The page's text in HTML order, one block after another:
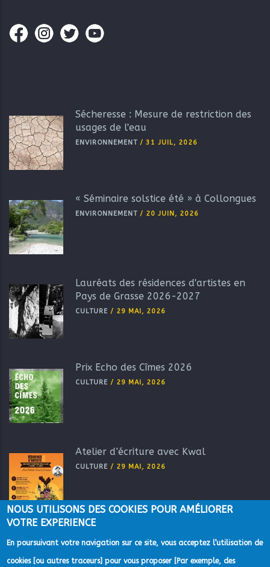
Sécheresse : Mesure de restriction des
usages de l'eau
ENVIRONNEMENT / 31 JUIL, 2026
« Séminaire solstice été » à Collongues
ENVIRONNEMENT / 20 JUIN, 2026
Lauréats des résidences d'artistes en
Pays de Grasse 2026-2027
CULTURE / 29 MAI, 2026
Prix Echo des Cîmes 2026
CULTURE / 29 MAI, 2026
Atelier d’écriture avec Kwal
CULTURE / 29 MAI, 2026
NOUS UTILISONS DES COOKIES POUR AMÉLIORER
VOTRE EXPERIENCE
En poursuivant votre navigation sur ce site, vous acceptez l’utilisation de
cookies [ou autres traceurs] pour vous proposer [Par exemple, des